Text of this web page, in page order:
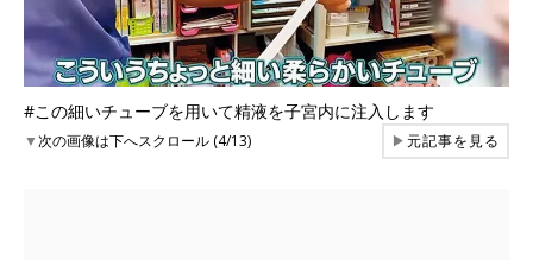
#この細いチューブを用いて精液を子宮内に注入します
▼次の画像は下へスクロール (4/13) ▶元記事を見る